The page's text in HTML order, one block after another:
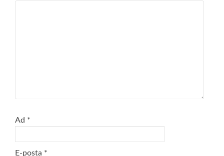
Ad *
E-posta *